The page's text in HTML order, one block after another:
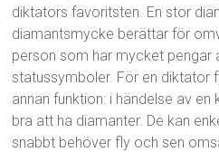
diktators favoritsten. En stor
diamantsmycke berättar för
person som har mycket pengar
statussymboler. För en diktator
annan funktion: i händelse av en
bra att ha diamanter. De kan
snabbt behöver fly och sen